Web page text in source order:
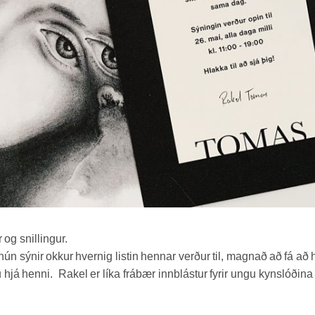
og snillingur.
sýnir okkur hvernig listin hennar verður til, magnað að fá að
henni. Rakel er líka frábær innblástur fyrir ungu kynslóðina